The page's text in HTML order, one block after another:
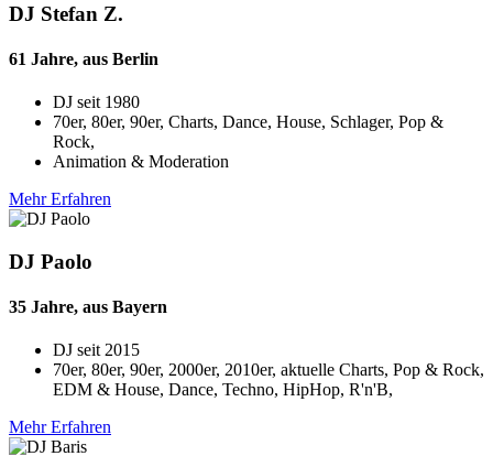
DJ Stefan Z.
61 Jahre, aus Berlin
DJ seit 1980
70er, 80er, 90er, Charts, Dance, House, Schlager, Pop &
Rock,
Animation & Moderation
Mehr Erfahren
DJ Paolo
35 Jahre, aus Bayern
DJ seit 2015
70er, 80er, 90er, 2000er, 2010er, aktuelle Charts, Pop & Rock,
EDM & House, Dance, Techno, HipHop, R'n'B,
Mehr Erfahren